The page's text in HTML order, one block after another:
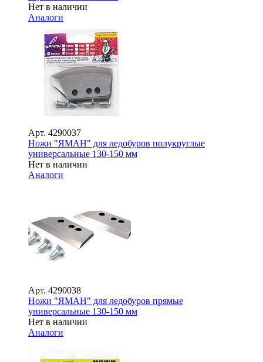
Нет в наличии
Аналоги
Арт. 4290037
Ножи "ЯМАН" для ледобуров полукруглые
универсальные 130-150 мм
Нет в наличии
Аналоги
Арт. 4290038
Ножи "ЯМАН" для ледобуров прямые
универсальные 130-150 мм
Нет в наличии
Аналоги